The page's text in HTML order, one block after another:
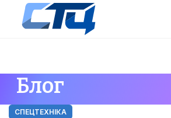
Блог
СПЕЦТЕХНІКА